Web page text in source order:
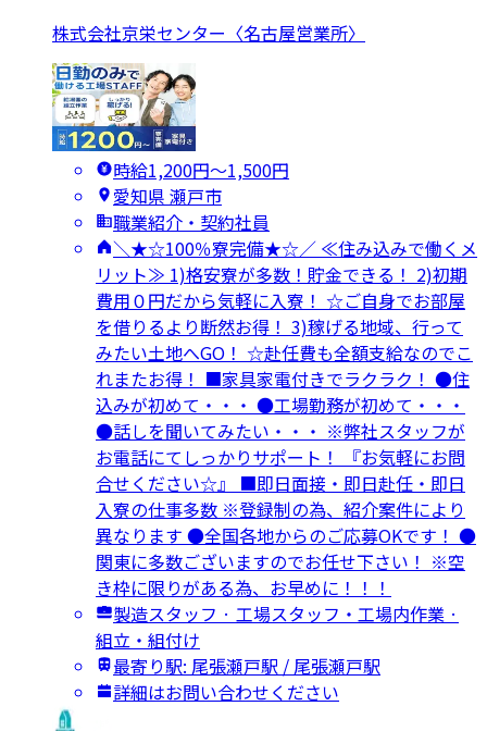
株式会社京栄センター〈名古屋営業所〉
時給1,200円〜1,500円
愛知県 瀬戸市
職業紹介・契約社員
＼★☆100％寮完備★☆／ ≪住み込みで働くメ
リット≫ 1)格安寮が多数！貯金できる！ 2)初期
費用０円だから気軽に入寮！ ☆ご自身でお部屋
を借りるより断然お得！ 3)稼げる地域、行って
みたい土地へGO！ ☆赴任費も全額支給なのでこ
れまたお得！ ■家具家電付きでラクラク！ ●住
込みが初めて・・・ ●工場勤務が初めて・・・
●話しを聞いてみたい・・・ ※弊社スタッフが
お電話にてしっかりサポート！ 『お気軽にお問
合せください☆』 ■即日面接・即日赴任・即日
入寮の仕事多数 ※登録制の為、紹介案件により
異なります ●全国各地からのご応募OKです！ ●
関東に多数ございますのでお任せ下さい！ ※空
き枠に限りがある為、お早めに！！！
製造スタッフ · 工場スタッフ・工場内作業 ·
組立・組付け
最寄り駅: 尾張瀬戸駅 / 尾張瀬戸駅
詳細はお問い合わせください